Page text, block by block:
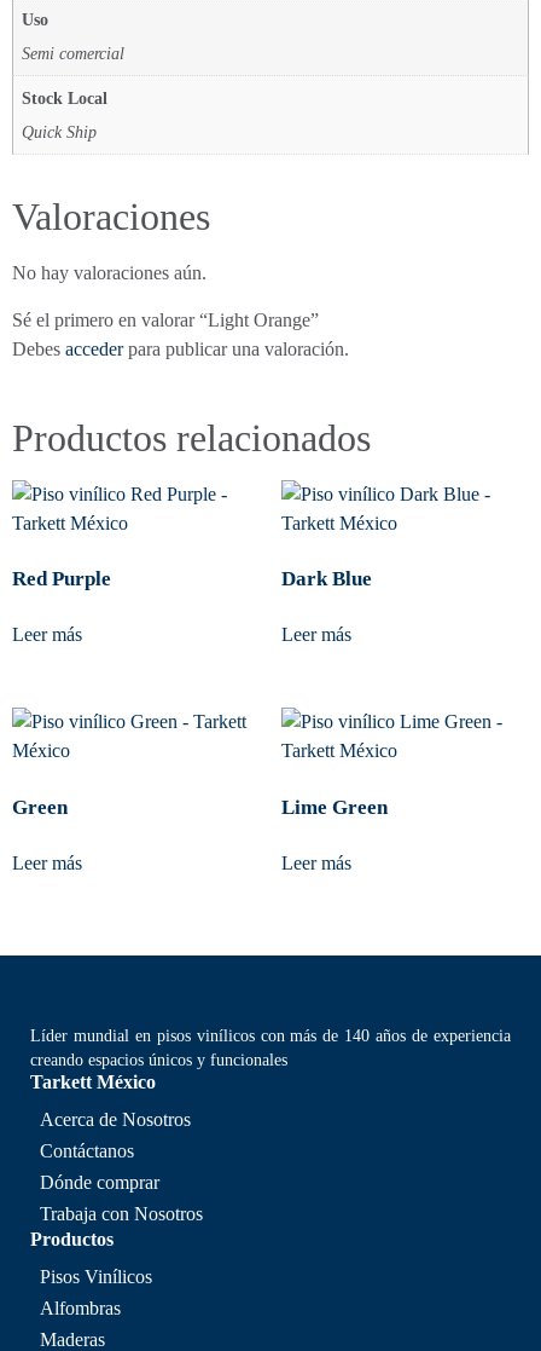
Uso
Semi comercial
Stock Local
Quick Ship
Valoraciones
No hay valoraciones aún.
Sé el primero en valorar “Light Orange”
Debes accederpara publicar una valoración.
Productos relacionados
Red Purple
Leer más
Dark Blue
Leer más
Green
Leer más
Lime Green
Leer más
Líder mundial en pisos vinílicos con más de 140 años de experiencia
creando espacios únicos y funcionales
Tarkett México
Acerca de Nosotros
Contáctanos
Dónde comprar
Trabaja con Nosotros
Productos
Pisos Vinílicos
Alfombras
Maderas